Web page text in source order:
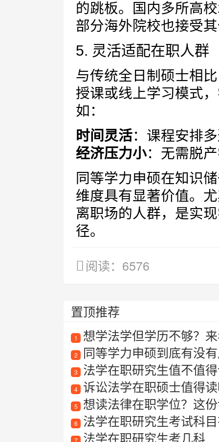
的跳板。国内多所高
部分海外院校也接受
5. 灵活适配在职人群
与传统全日制硕士相
授课或线上学习模式
如：
时间灵活：课程安排
经济压力小：无需脱
同等学力申硕在知识
维度具有显著价值。
离职场的人群，是实
径。
阅读：6576
置顶推荐
1 想学法学但学历不够？
2 同等学力申硕到底有没
3 法学在职研究生值不值
4 诉讼法学在职硕士值得
5 想读法律在职学位？这
6 法学在职研究生考试科
7 法学在职研究生考几科